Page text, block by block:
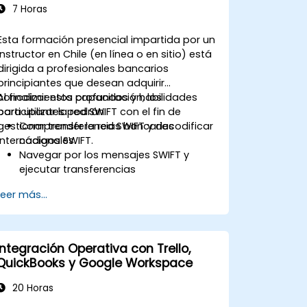
exitosamente el examen FinOps
7 Horas
formación presencial impartida por un
en Chile (en línea o en sitio) está
a profesionales bancarios
que desean adquirir
profundos y habilidades
utilizar la red SWIFT con el fin de
transferencias bancarias
finalizar esta capacitación, los
podrán:
Comprender la red SWIFT y decodificar
códigos SWIFT.
Navegar por los mensajes SWIFT y
ejecutar transferencias
Conocer los posibles riesgos
asociados con las transferencias
Explorar servicios avanzados de SWIFT
y comprender cómo mejoran la
rapidez, transparencia y trazabilidad
de los pagos transfronterizos.
más...
Operativa con Trello,
y Google Workspace
20 Horas